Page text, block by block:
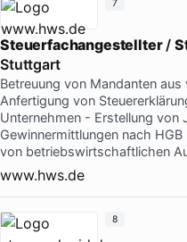
Steuerfachangestellter/
Stuttgart
Betreuung von Mandanten
Anfertigung von
Unternehmen - Erstellung von
Gewinnermittlungen nach
von betriebswirtschaftlichen
www.hws.de
7
8